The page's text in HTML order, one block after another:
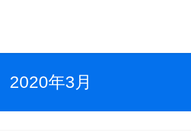
2020年3月